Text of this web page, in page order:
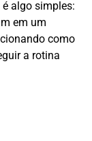
algo simples:
em um
como
a rotina